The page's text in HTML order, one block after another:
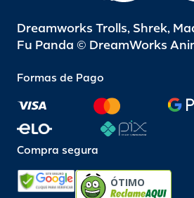
Dreamworks Trolls, Shrek,
Fu Panda © DreamWorks
Formas de Pago
Compra segura
ÓTIMO